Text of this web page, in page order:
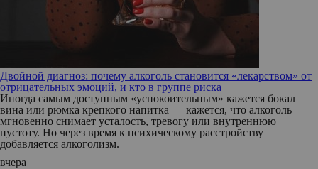
Двойной диагноз: почему алкоголь становится «лекарством» от
отрицательных эмоций, и кто в группе риска
Иногда самым доступным «успокоительным» кажется бокал
вина или рюмка крепкого напитка — кажется, что алкоголь
мгновенно снимает усталость, тревогу или внутреннюю
пустоту. Но через время к психическому расстройству
добавляется алкоголизм.
вчера